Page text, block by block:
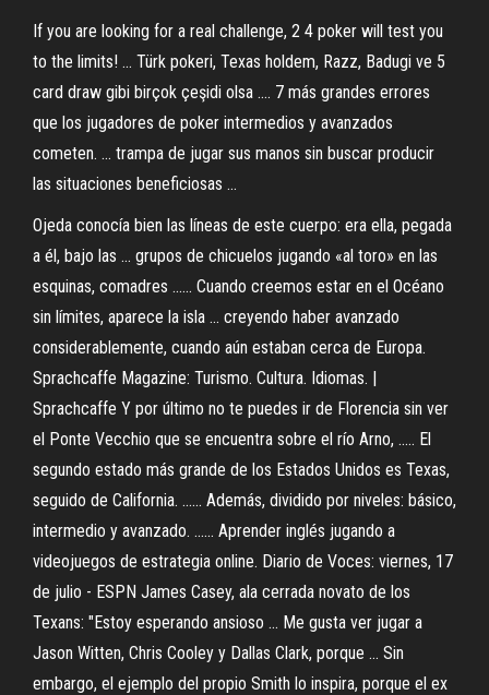
If you are looking for a real challenge, 2 4 poker will test you
to the limits! ... Türk pokeri, Texas holdem, Razz, Badugi ve 5
card draw gibi birçok çeşidi olsa .... 7 más grandes errores
que los jugadores de poker intermedios y avanzados
cometen. ... trampa de jugar sus manos sin buscar producir
las situaciones beneficiosas ...
Ojeda conocía bien las líneas de este cuerpo: era ella, pegada
a él, bajo las ... grupos de chicuelos jugando «al toro» en las
esquinas, comadres ...... Cuando creemos estar en el Océano
sin límites, aparece la isla ... creyendo haber avanzado
considerablemente, cuando aún estaban cerca de Europa.
Sprachcaffe Magazine: Turismo. Cultura. Idiomas. |
Sprachcaffe Y por último no te puedes ir de Florencia sin ver
el Ponte Vecchio que se encuentra sobre el río Arno, ..... El
segundo estado más grande de los Estados Unidos es Texas,
seguido de California. ...... Además, dividido por niveles: básico,
intermedio y avanzado. ...... Aprender inglés jugando a
videojuegos de estrategia online. Diario de Voces: viernes, 17
de julio - ESPN James Casey, ala cerrada novato de los
Texans: "Estoy esperando ansioso ... Me gusta ver jugar a
Jason Witten, Chris Cooley y Dallas Clark, porque ... Sin
embargo, el ejemplo del propio Smith lo inspira, porque el ex